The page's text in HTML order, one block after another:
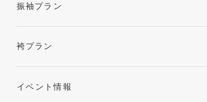
振袖プラン
レンタルプラン
袴プラン
卒業袴レンタルプラン
イベント情報